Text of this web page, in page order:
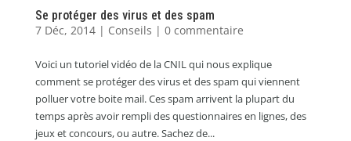
Se protéger des virus et des spam
7 Déc, 2014| Conseils | 0 commentaire
Voici un tutoriel vidéo de la CNIL qui nous explique
comment se protéger des virus et des spam qui viennent
polluer votre boite mail. Ces spam arrivent la plupart du
temps après avoir rempli des questionnaires en lignes, des
jeux et concours, ou autre. Sachez de...